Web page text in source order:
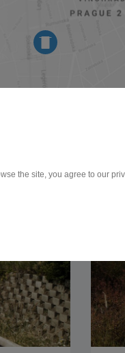
the site, you agree to our